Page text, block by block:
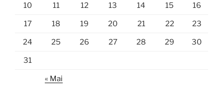
10 11 12 13 14 15 16
17 18 19 20 21 22 23
24 25 26 27 28 29 30
31
« Mai